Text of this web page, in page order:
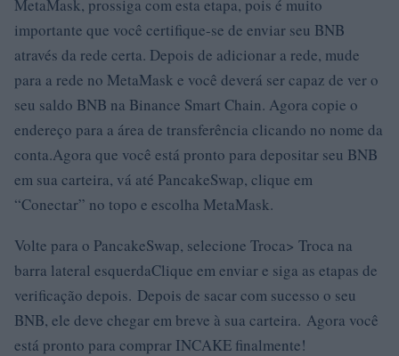
MetaMask, prossiga com esta etapa, pois é muito
importante que você certifique-se de enviar seu BNB
através da rede certa. Depois de adicionar a rede, mude
para a rede no MetaMask e você deverá ser capaz de ver o
seu saldo BNB na Binance Smart Chain. Agora copie o
endereço para a área de transferência clicando no nome da
conta.Agora que você está pronto para depositar seu BNB
em sua carteira, vá até PancakeSwap, clique em
“Conectar” no topo e escolha MetaMask.
Volte para o PancakeSwap, selecione Troca> Troca na
barra lateral esquerdaClique em enviar e siga as etapas de
verificação depois. Depois de sacar com sucesso o seu
BNB, ele deve chegar em breve à sua carteira. Agora você
está pronto para comprar INCAKE finalmente!